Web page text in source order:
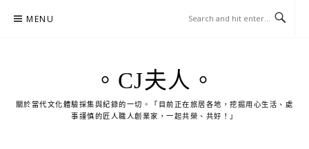
MENU
。CJ夫人。
關於當代文化體驗採集與紀錄的一切。「目前正在旅居各地，挖掘用心生活、處
事謹慎的匠人職人創業家，一起共榮、共好！」